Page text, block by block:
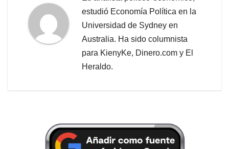
estudió Economía Política en la
Universidad de Sydney en
Australia. Ha sido columnista
para KienyKe, Dinero.com y El
Heraldo.